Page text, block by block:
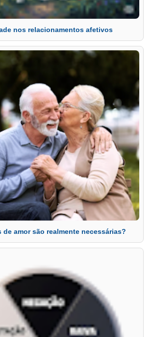
nos relacionamentos afetivos
de amor são realmente necessárias?